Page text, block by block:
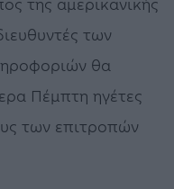
των
θα
Πέμπτη ηγέτες
των επιτροπών